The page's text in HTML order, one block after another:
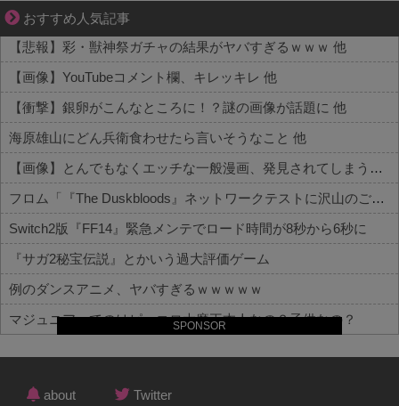
SPONSOR
おすすめ人気記事
ぜんぶ私が中心、そう思われたくないのに
【悲報】彩・獣神祭ガチャの結果がヤバすぎるｗｗｗ 他
【画像】YouTubeコメント欄、キレッキレ 他
【衝撃】銀卵がこんなところに！？謎の画像が話題に 他
海原雄山にどん兵衛食わせたら言いそうなこと 他
【画像】とんでもなくエッチな一般漫画、発見されてしまう【SEX描写あり】 他
フロム「『The Duskbloods』ネットワークテストに沢山のご応募をいただき誠にありがとうございました｡」
Switch2版『FF14』緊急メンテでロード時間が8秒から6秒に
『サガ2秘宝伝説』とかいう過大評価ゲーム
例のダンスアニメ、ヤバすぎるｗｗｗｗｗ
マジュニアってのはピッコロ大魔王本人なの？子供なの？
Powered by livedoor 相互RSS
about Twitter